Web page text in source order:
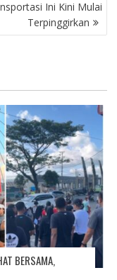
Ini Kini Mulai
Terpinggirkan
BERSAMA,